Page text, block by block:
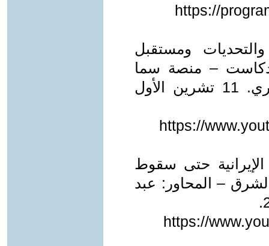
https://
ومستقبل
– منصة سما
القدس – المحاوِر: خير الدين الجابري. 11 تشرين الأول
https://
حتى سقوط
– المحاور: عبد
https://